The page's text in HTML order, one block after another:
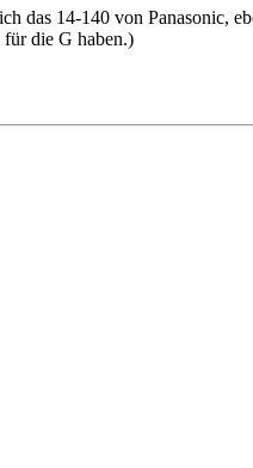
das 14-140 von Panasonic,
die G haben.)